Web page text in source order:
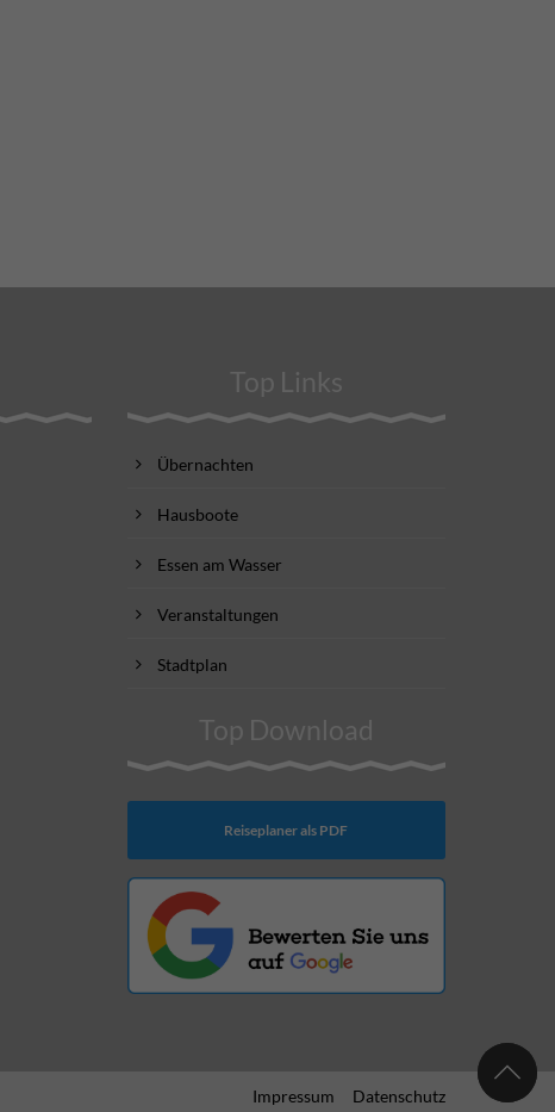
Top Links
Übernachten
Hausboote
Essen am Wasser
Veranstaltungen
Stadtplan
Top Download
Reiseplaner als PDF
Impressum Datenschutz